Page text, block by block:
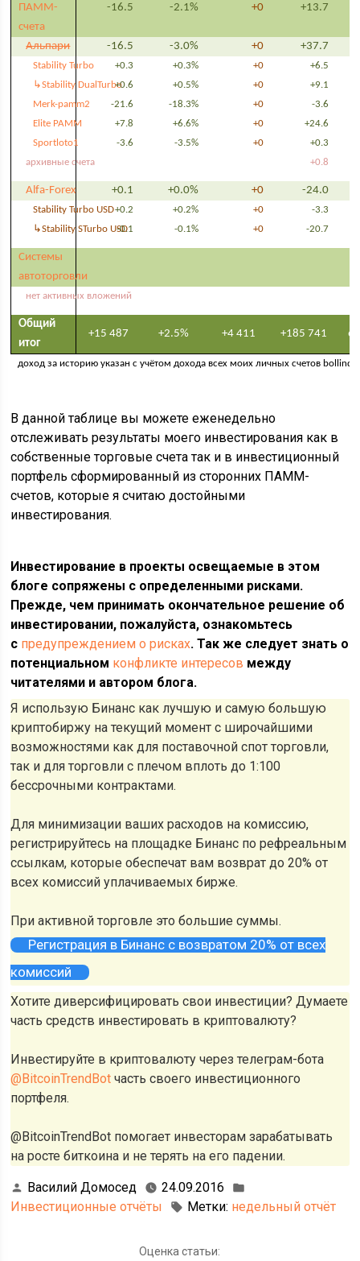
ПАММ-
счета
-16.5 -2.1% +0 +13.7
Альпари -16.5 -3.0% +0 +37.7
Stability Turbo +0.3 +0.3% +0
+6.5
↳Stability DualTurbo+0.6 +0.5% +0
+9.1
Merk-pamm2
-21.6 -18.3% +0
-3.6
Elite PAMM
+7.8 +6.6% +0
+24.6
Sportloto1
-3.6 -3.5% +0
+0.3
архивные счета
+0.8
Alfa-Forex +0.1 +0.0% +0 -24.0
Stability Turbo USD+0.2 +0.2% +0
-3.3
↳Stability STurbo USD
-0.1 -0.1% +0 -20.7
Системы
автоторговли
нет активных вложений
Общий
итог
+15 487 +2.5% +4 411 +185 741
доход за историю указан с учётом дохода всех моих личных счетов
В данной таблице вы можете еженедельно
отслеживать результаты моего инвестирования как в
собственные торговые счета так и в инвестиционный
портфель сформированный из сторонних ПАММ-
счетов, которые я считаю достойными
инвестирования.
Инвестирование в проекты освещаемые в этом
блоге сопряжены с определенными рисками.
Прежде, чем принимать окончательное решение об
инвестировании, пожалуйста, ознакомьтесь
с предупреждением о рисках. Так же следует знать о
потенциальном конфликте интересов между
читателями и автором блога.
Я использую Бинанс как лучшую и самую большую
криптобиржу на текущий момент с широчайшими
возможностями как для поставочной спот торговли,
так и для торговли с плечом вплоть до 1:100
бессрочными контрактами.
Для минимизации ваших расходов на комиссию,
регистрируйтесь на площадке Бинанс по рефреальным
ссылкам, которые обеспечат вам возврат до 20% от
всех комиссий уплачиваемых бирже.
При активной торговле это большие суммы.
Регистрация в Бинанс с возвратом 20% от всех
комиссий
Хотите диверсифицировать свои инвестиции? Думаете
часть средств инвестировать в криптовалюту?
Инвестируйте в криптовалюту через телеграм-бота
@BitcoinTrendBot часть своего инвестиционного
портфеля.
@BitcoinTrendBot помогает инвесторам зарабатывать
на росте биткоина и не терять на его падении.
Василий Домосед
24.09.2016
Инвестиционные отчёты
Метки: недельный отчёт
Оценка статьи: